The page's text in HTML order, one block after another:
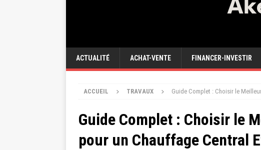
ACTUALITÉ ACHAT-VENTE FINANCER-INVESTIR
ACCUEIL TRAVAUX Guide Complet : Choisir le
Guide Complet : Choisir le
pour un Chauffage Central